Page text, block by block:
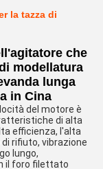
la tazza di
che
modellatura
lunga
in Cina
del motore è
di alta
efficienza, l'alta
rifiuto, vibrazione
lungo,
il foro filettato